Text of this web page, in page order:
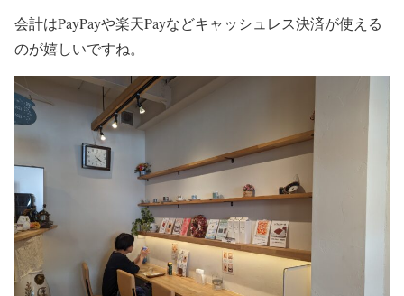
会計はPayPayや楽天Payなどキャッシュレス決済が使える
のが嬉しいですね。